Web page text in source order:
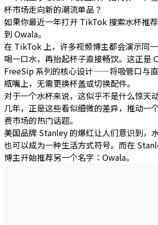
杯市场走向新的潮流单品？
如果你最近一年打开 TikTok 搜索水杯推
到 Owala。
在 TikTok 上，许多视频博主都会演示同
喝一口水，再抬起杯子直接畅饮。这正是
FreeSip 系列的核心设计——将吸管口与
瓶嘴上，无需更换杯盖或切换配件。
对于一个水杯来说，这似乎不是什么惊天
几年，正是这些看似细微的差异，推动一
费市场的热门话题。
美国品牌 Stanley 的爆红让人们意识到，
也可以成为一种生活方式符号。而在
博主开始推荐另一个名字：Owala。